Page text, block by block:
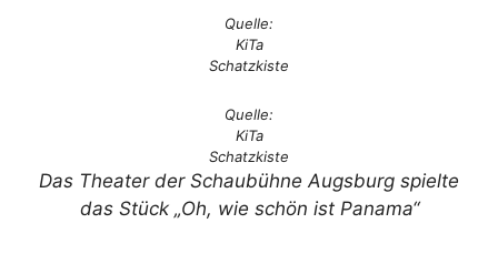
Quelle:
KiTa
Schatzkiste
Quelle:
KiTa
Schatzkiste
Das Theater der Schaubühne Augsburg spielte
das Stück „Oh, wie schön ist Panama“